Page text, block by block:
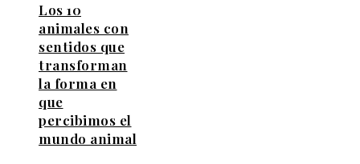
Los 10
animales con
sentidos que
transforman
la forma en
que
percibimos el
mundo animal